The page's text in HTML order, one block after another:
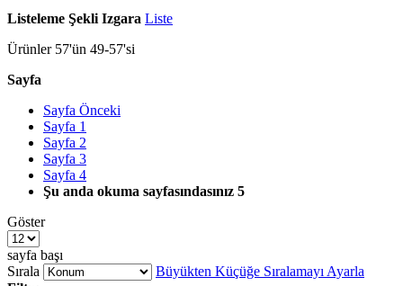
Listeleme Şekli Izgara Liste
Ürünler 57'ün 49-57'si
Sayfa
Sayfa Önceki
Sayfa 1
Sayfa 2
Sayfa 3
Sayfa 4
Şu anda okuma sayfasındasınız 5
Göster
sayfa başı
Sırala
Büyükten Küçüğe Sıralamayı Ayarla